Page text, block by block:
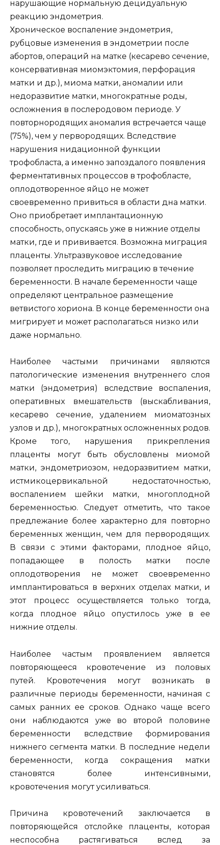
нарушающие нормальную децидуальную
реакцию эндометрия.
Хроническое воспаление эндометрия,
рубцовые изменения в эндометрии после
абортов, операций на матке (кесарево сечение,
консервативная миомэктомия, перфорация
матки и др.), миома матки, аномалии или
недоразвитие матки, многократные роды,
осложнения в послеродовом периоде. У
повторнородящих аномалия встречается чаще
(75%), чем у первородящих. Вследствие
нарушения нидационной функции
трофобласта, а именно запоздалого появления
ферментативных процессов в трофобласте,
оплодотворенное яйцо не может
своевременно привиться в области дна матки.
Оно приобретает имплантационную
способность, опускаясь уже в нижние отделы
матки, где и прививается. Возможна миграция
плаценты. Ультразвуковое исследование
позволяет проследить миграцию в течение
беременности. В начале беременности чаще
определяют центральное размещение
ветвистого хориона. В конце беременности она
мигрирует и может располагаться низко или
даже нормально.
Наиболее частыми причинами являются
патологические изменения внутреннего слоя
матки (эндометрия) вследствие воспаления,
оперативных вмешательств (выскабливания,
кесарево сечение, удалением миоматозных
узлов и др.), многократных осложненных родов.
Кроме того, нарушения прикрепления
плаценты могут быть обусловлены миомой
матки, эндометриозом, недоразвитием матки,
истмикоцервикальной недостаточностью,
воспалением шейки матки, многоплодной
беременностью. Следует отметить, что такое
предлежание более характерно для повторно
беременных женщин, чем для первородящих.
В связи с этими факторами, плодное яйцо,
попадающее в полость матки после
оплодотворения не может своевременно
имплантироваться в верхних отделах матки, и
этот процесс осуществляется только тогда,
когда плодное яйцо опустилось уже в ее
нижние отделы.
Наиболее частым проявлением является
повторяющееся кровотечение из половых
путей. Кровотечения могут возникать в
различные периоды беременности, начиная с
самых ранних ее сроков. Однако чаще всего
они наблюдаются уже во второй половине
беременности вследствие формирования
нижнего сегмента матки. В последние недели
беременности, когда сокращения матки
становятся более интенсивными,
кровотечения могут усиливаться.
Причина кровотечений заключается в
повторяющейся отслойке плаценты, которая
неспособна растягиваться вслед за